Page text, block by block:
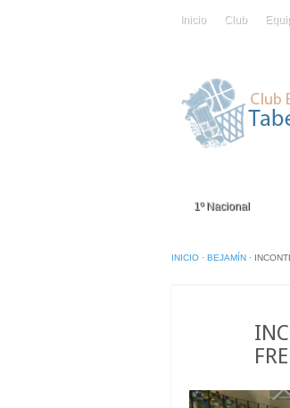
Inicio Club
1º Nacional
INICIO · BEJAMÍN ·